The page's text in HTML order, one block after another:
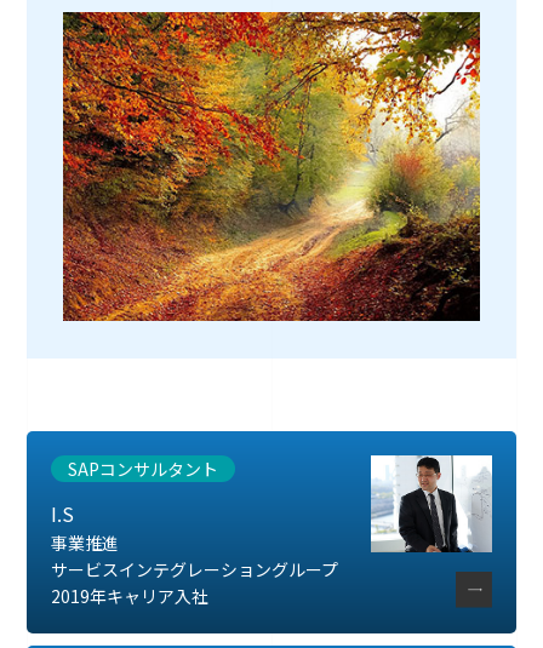
SAPコンサルタント
I.S
事業推進
サービスインテグレーショングループ
2019年キャリア入社